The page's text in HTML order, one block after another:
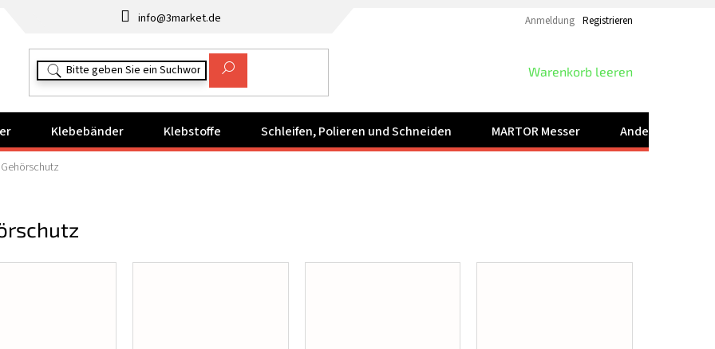
info@3market.de Anmeldung Registrieren
WARENKORB
Warenkorb leeren
Klebebänder Klebstoffe Schleifen, Polieren und Schneiden MARTOR Messer Andere Produkte
Gehörschutz